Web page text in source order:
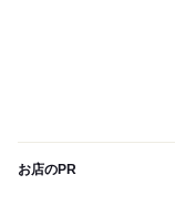
お店のPR